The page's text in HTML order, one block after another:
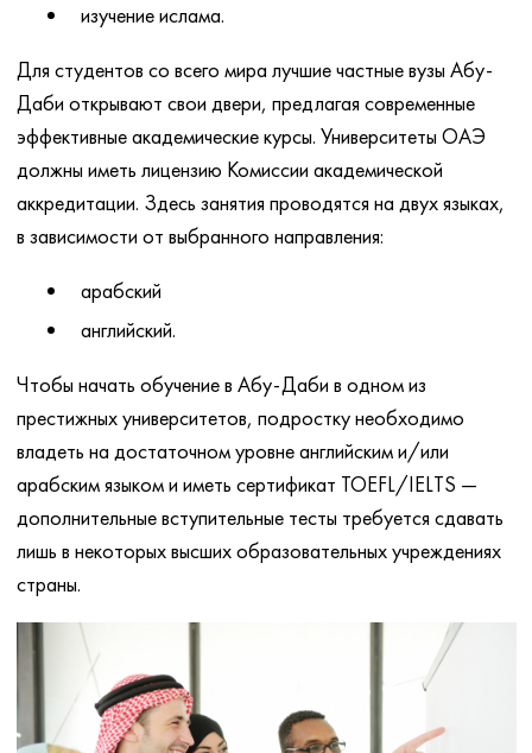
изучение ислама.
Для студентов со всего мира лучшие частные вузы Абу-
Даби открывают свои двери, предлагая современные
эффективные академические курсы. Университеты ОАЭ
должны иметь лицензию Комиссии академической
аккредитации. Здесь занятия проводятся на двух языках,
в зависимости от выбранного направления:
арабский
английский.
Чтобы начать обучение в Абу-Даби в одном из
престижных университетов, подростку необходимо
владеть на достаточном уровне английским и/или
арабским языком и иметь сертификат TOEFL/IELTS —
дополнительные вступительные тесты требуется сдавать
лишь в некоторых высших образовательных учреждениях
страны.